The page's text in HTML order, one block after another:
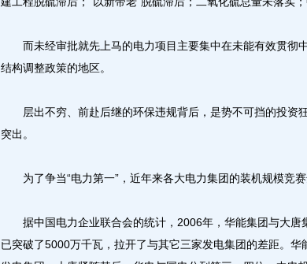
而未经审批就先上马的电力项目主要集中在未能有效贯彻
结构调整政策的地区。
层出不穷、前赴后继的环保违规背后，是势不可挡的投资
突出。
为了争当“电力第一”，近年来各大电力集团的装机规模竞赛
据中国电力企业联合会的统计，2006年，华能集团与大唐
已突破了5000万千瓦，拉开了与其它三家发电集团的差距。华